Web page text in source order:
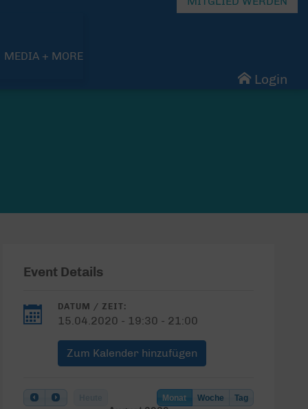
MEDIA + MORE
Login
Event Details
DATUM / ZEIT:
15.04.2020 - 19:30 - 21:00
Zum Kalender hinzufügen
Monat Woche Tag